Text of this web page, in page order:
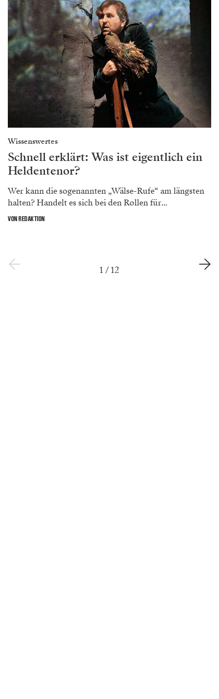
Wissenswertes
Schnell erklärt: Was ist eigentlich ein
Heldentenor?
Wer kann die sogenannten „Wälse-Rufe“ am längsten
halten? Handelt es sich bei den Rollen für...
VON REDAKTION
1 /12